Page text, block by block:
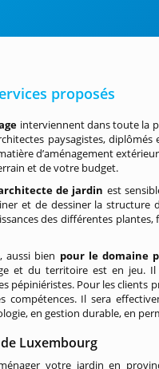
proposés
interviennent dans toute la
paysagistes,
d’aménagement
et de votre budget.
de jardin est
et de dessiner la
des différentes
aussi bien pour le domaine
et du territoire est en jeu.
pépiniéristes. Pour les clients
compétences. Il sera
en gestion durable, en
Luxembourg
votre jardin en